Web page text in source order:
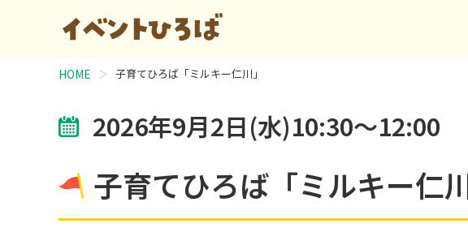
HOME 子育てひろば「ミルキー仁川」
2026年9月2日(水)10:30～12:00
子育てひろば「ミルキー仁川